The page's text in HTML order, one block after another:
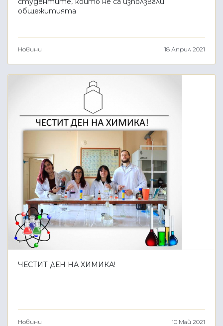
общежитията
Новини 18 Април 2021
ЧЕСТИТ ДЕН НА ХИМИКА!
Новини 10 Май 2021